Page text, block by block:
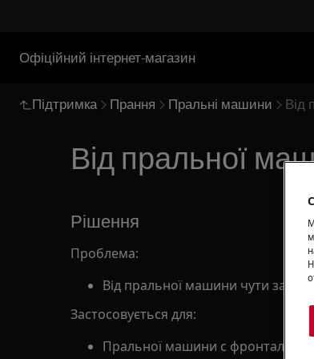
Офіційний інтернет-магазин
Підтримка Прання Пральні машини Від
Від пральної
Рішення
Проблема:
Від пральної машини чути запах
Застосовується для:
Пральної машини с